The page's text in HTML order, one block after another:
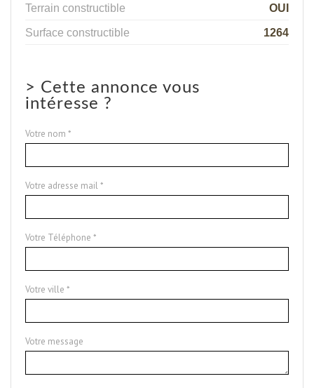
Terrain constructible
OUI
Surface constructible
1264
> Cette annonce vous
intéresse ?
Votre nom *
Votre adresse mail *
Votre Téléphone *
Votre ville *
Votre message